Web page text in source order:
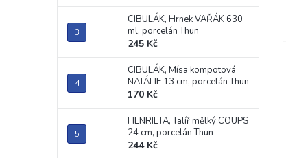
CIBULÁK, Hrnek VAŘÁK 630
ml, porcelán Thun
245 Kč
CIBULÁK, Mísa kompotová
NATÁLIE 13 cm, porcelán Thun
170 Kč
HENRIETA, Talíř mělký COUPS
24 cm, porcelán Thun
244 Kč